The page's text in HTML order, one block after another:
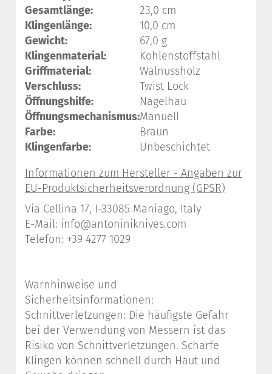
Gesamtlänge:
23,0 cm
Klingenlänge:
10,0 cm
Gewicht:
67,0 g
Klingenmaterial:
Kohlenstoffstahl
Griffmaterial:
Walnussholz
Verschluss:
Twist Lock
Öffnungshilfe:
Nagelhau
Öffnungsmechanismus:Manuell
Farbe:
Braun
Klingenfarbe:
Unbeschichtet
Via Cellina 17, I-33085 Maniago, Italy
E-Mail: info@antoniniknives.com
Telefon: +39 4277 1029
Warnhinweise und
Sicherheitsinformationen:
Schnittverletzungen: Die häufigste Gefahr
bei der Verwendung von Messern ist das
Risiko von Schnittverletzungen. Scharfe
Klingen können schnell durch Haut und